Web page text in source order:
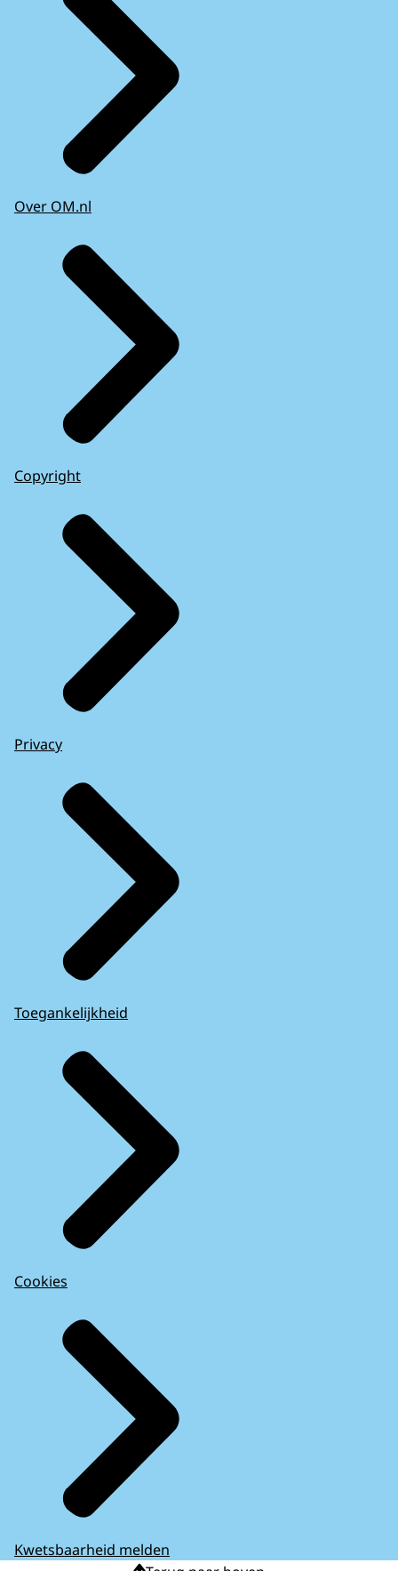
Over OM.nl
Copyright
Privacy
Toegankelijkheid
Cookies
Kwetsbaarheid melden